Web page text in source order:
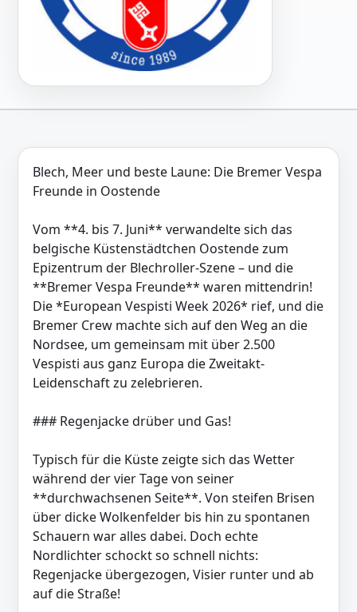
Blech, Meer und beste Laune: Die Bremer Vespa
Freunde in Oostende
Vom **4. bis 7. Juni** verwandelte sich das
belgische Küstenstädtchen Oostende zum
Epizentrum der Blechroller-Szene – und die
**Bremer Vespa Freunde** waren mittendrin!
Die *European Vespisti Week 2026* rief, und die
Bremer Crew machte sich auf den Weg an die
Nordsee, um gemeinsam mit über 2.500
Vespisti aus ganz Europa die Zweitakt-
Leidenschaft zu zelebrieren.
### Regenjacke drüber und Gas!
Typisch für die Küste zeigte sich das Wetter
während der vier Tage von seiner
**durchwachsenen Seite**. Von steifen Brisen
über dicke Wolkenfelder bis hin zu spontanen
Schauern war alles dabei. Doch echte
Nordlichter schockt so schnell nichts:
Regenjacke übergezogen, Visier runter und ab
auf die Straße!